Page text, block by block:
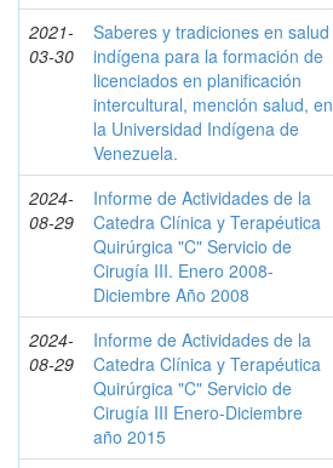
2021-
03-30
Saberes y tradiciones en salud
indígena para la formación de
licenciados en planificación
intercultural, mención salud, en
la Universidad Indígena de
Venezuela.
2024-
08-29
Informe de Actividades de la
Catedra Clínica y Terapéutica
Quirúrgica "C" Servicio de
Cirugía III. Enero 2008-
Diciembre Año 2008
2024-
08-29
Informe de Actividades de la
Catedra Clínica y Terapéutica
Quirúrgica "C" Servicio de
Cirugía III Enero-Diciembre
año 2015